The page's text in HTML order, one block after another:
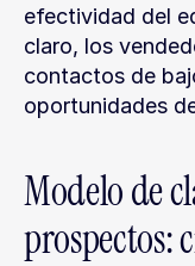
efectividad del
claro, los
contactos de
oportunidades
Modelo de
prospectos: